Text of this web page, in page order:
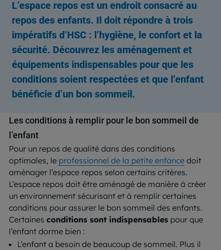
L’espace repos est un endroit consacré au
repos des enfants. Il doit répondre à trois
impératifs d’HSC : l’hygiène, le confort et la
sécurité. Découvrez les aménagement et
équipements indispensables pour que les
conditions soient respectées et que l’enfant
bénéficie d’un bon sommeil.
Les conditions à remplir pour le bon sommeil de
l’enfant
Pour un repos de qualité dans des conditions
optimales, le professionnel de la petite enfance doit
aménager l’espace repos selon certains critères.
L’espace repos doit être aménagé de manière à créer
un environnement sécurisant et à remplir certaines
conditions pour assurer le bon sommeil des enfants.
Certaines conditions sont indispensables pour que
l’enfant dorme bien :
L’enfant a besoin de beaucoup de sommeil. Plus il